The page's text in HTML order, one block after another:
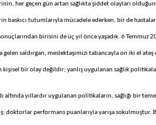
her geçen gün artan sağlıkta şiddet olayları
baskıcı tutumlarıyla mücadele ederken, bir de
birisini de üç yıl önce yaşadık. 6
gelen saldırgan, meslektaşımızı tabancayla on iki el
bir olay değildir; yanlış uygulanan sağlık
altında yıllardır uygulanan politikaların, sağlığı bir
doktorlar performans puanlarıyla yarışa sokulmuştur.